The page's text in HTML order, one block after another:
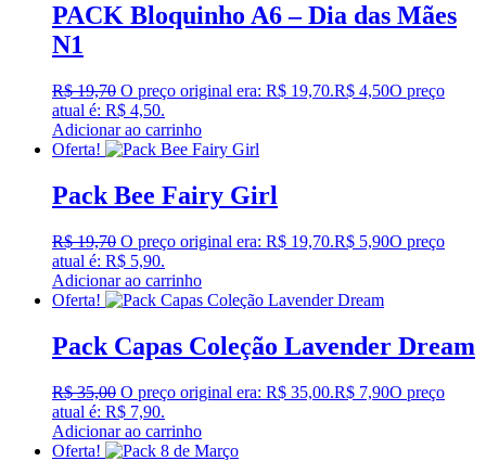
PACK Bloquinho A6 – Dia das Mães
N1
R$19,70 O preço original era: R$ 19,70.R$ 4,50O preço
atual é: R$ 4,50.
Adicionar ao carrinho
Oferta!
Pack Bee Fairy Girl
R$19,70 O preço original era: R$ 19,70.R$ 5,90O preço
atual é: R$ 5,90.
Adicionar ao carrinho
Oferta!
Pack Capas Coleção Lavender Dream
R$35,00 O preço original era: R$ 35,00.R$ 7,90O preço
atual é: R$ 7,90.
Adicionar ao carrinho
Oferta!